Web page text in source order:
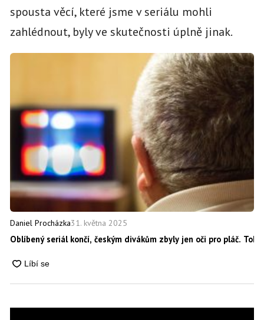
spousta věcí, které jsme v seriálu mohli
zahlédnout, byly ve skutečnosti úplně jinak.
Daniel Procházka31. května 2025
Oblíbený seriál končí, českým divákům zbyly jen oči pro pláč.